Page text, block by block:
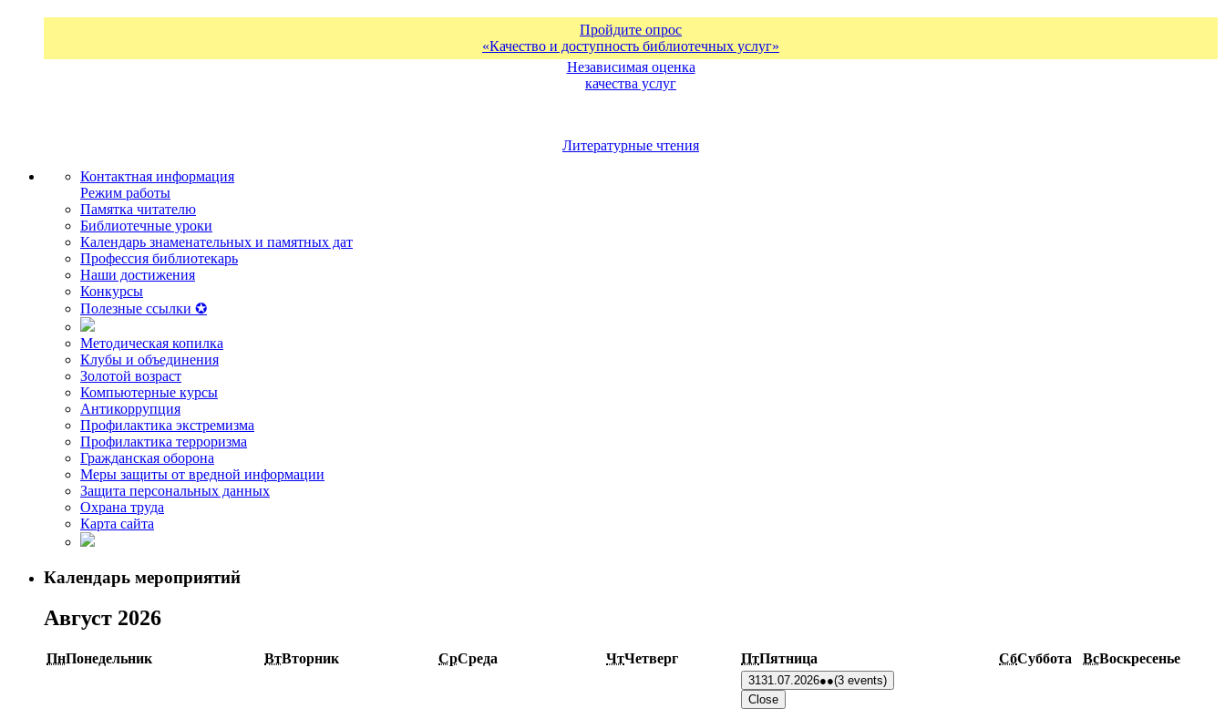
Пройдите опрос
«Качество и доступность библиотечных услуг»
Независимая оценка
качества услуг
Литературные чтения
Контактная информация
Режим работы
Памятка читателю
Библиотечные уроки
Календарь знаменательных и памятных дат
Профессия библиотекарь
Наши достижения
Конкурсы
Полезные ссылки ✪
Методическая копилка
Клубы и объединения
Золотой возраст
Компьютерные курсы
Антикоррупция
Профилактика экстремизма
Профилактика терроризма
Гражданская оборона
Меры защиты от вредной информации
Защита персональных данных
Охрана труда
Карта сайта
Календарь мероприятий
Август 2026
ПнПонедельник ВтВторник СрСреда ЧтЧетверг ПтПятница СбСуббота ВсВоскресенье
3131.07.2026●●(3 events)
Close